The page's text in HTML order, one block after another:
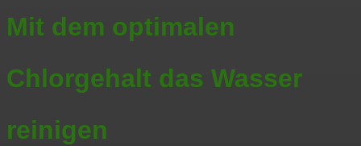
Mit dem optimalen
Chlorgehalt das Wasser
reinigen